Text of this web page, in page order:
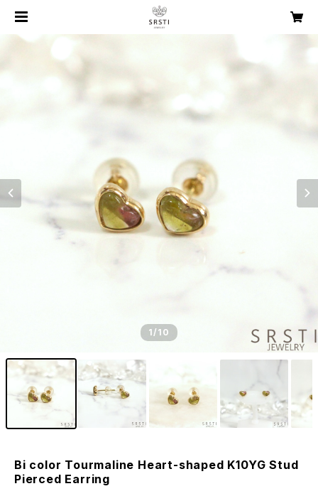
1/10
Bi color Tourmaline Heart-shaped K10YG Stud
Pierced Earring